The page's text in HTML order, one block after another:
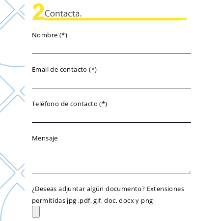
Nombre (*)
Email de contacto (*)
Teléfono de contacto (*)
Mensaje
¿Deseas adjuntar algún documento? Extensiones
permitidas jpg ,pdf, gif, doc, docx y png